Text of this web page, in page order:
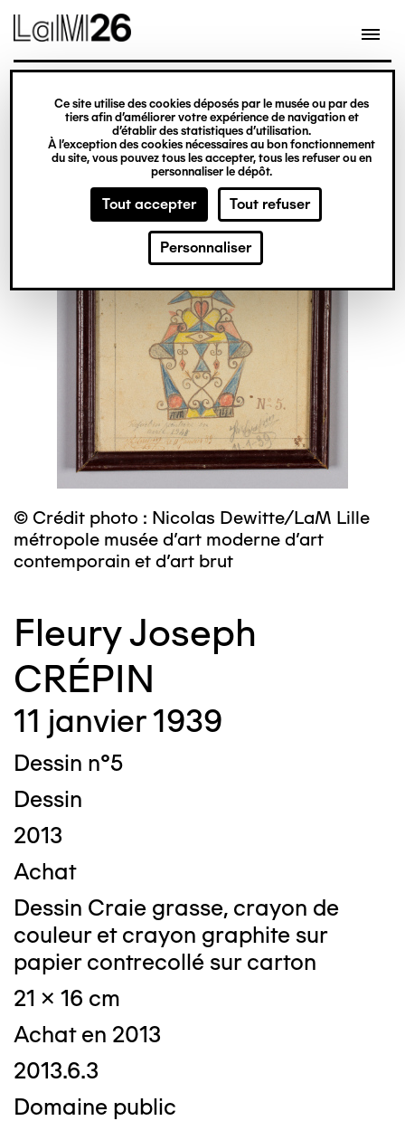
Gestion des cookies
Ce site utilise des cookies déposés par le musée ou par des
tiers afin d’améliorer votre expérience de navigation et
d’établir des statistiques d’utilisation.
À l’exception des cookies nécessaires au bon fonctionnement
du site, vous pouvez tous les accepter, tous les refuser ou en
personnaliser le dépôt.
Tout accepter Tout refuser
Personnaliser
contenu
© Crédit photo : Nicolas Dewitte/LaM Lille
métropole musée d’art moderne d’art
contemporain et d’art brut
Fleury Joseph
CRÉPIN
11 janvier 1939
Dessin n°5
Dessin
2013
Achat
Dessin Craie grasse, crayon de
couleur et crayon graphite sur
papier contrecollé sur carton
21 x 16 cm
Achat en 2013
2013.6.3
Domaine public